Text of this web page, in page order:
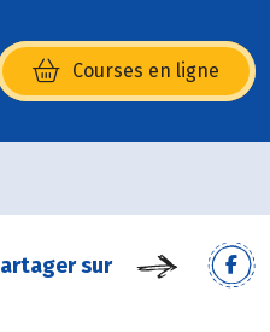
Courses en ligne
fenêtre)
sur